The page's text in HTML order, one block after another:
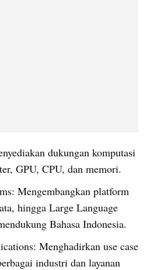
dukungan komputasi
GPU, CPU, dan memori.
Mengembangkan platform
hingga Large Language
Bahasa Indonesia.
Menghadirkan use case
industri dan layanan